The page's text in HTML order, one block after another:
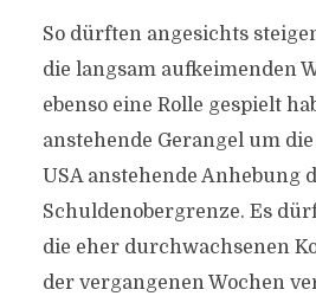
So dürften angesichts
die langsam aufkeimenden
ebenso eine Rolle gespielt
anstehende Gerangel um
USA anstehende Anhebung
Schuldenobergrenze. Es
die eher durchwachsenen
der vergangenen Wochen